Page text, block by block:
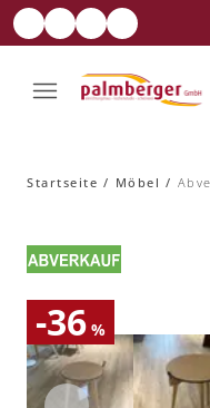
Startseite Möbel
-36 %